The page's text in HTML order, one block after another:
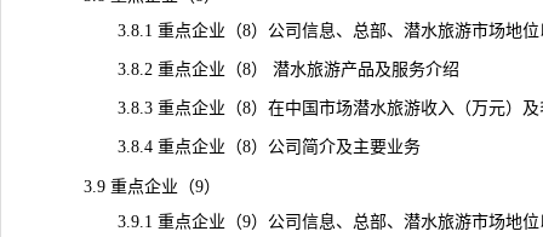
3.8.1 重点企业（8）公司信息、总部、潜水旅游市场地位
3.8.2 重点企业（8） 潜水旅游产品及服务介绍
3.8.3 重点企业（8）在中国市场潜水旅游收入（万元）及
3.8.4 重点企业（8）公司简介及主要业务
3.9 重点企业（9）
3.9.1 重点企业（9）公司信息、总部、潜水旅游市场地位